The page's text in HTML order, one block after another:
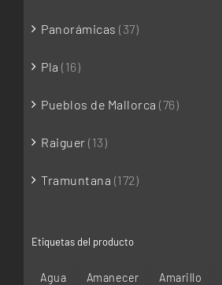
Panorámicas (37)
Pla (16)
Pueblos de Mallorca (76)
Raiguer (13)
Tramuntana (172)
Etiquetas del producto
Agua Amanecer Amarillo